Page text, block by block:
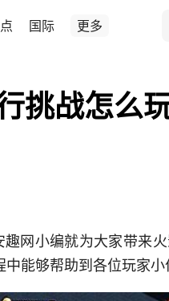
国际 更多
挑战怎么
网小编就为大家带来
能够帮助到各位玩家小